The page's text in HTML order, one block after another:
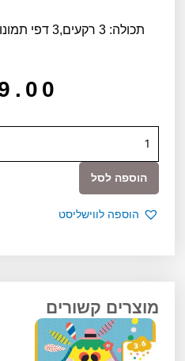
תכולה: 3 רקעים,3 דפי תמונות עם כ-90 דמויות לגירוד
של
יצירה
עם
סוואנה
הוספה לסל
הוספה לווישליסט
מוצרים קשורים